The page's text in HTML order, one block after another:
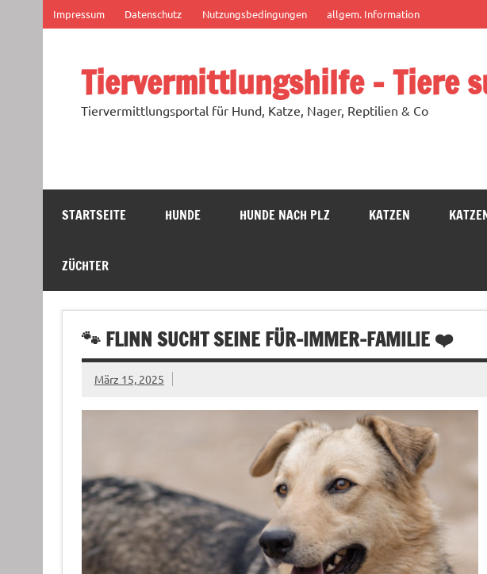
springen
Impressum Datenschutz Nutzungsbedingungen allgem. Information
Tiervermittlungshilfe – Tiere
Tiervermittlungsportal für Hund, Katze, Nager, Reptilien & Co
STARTSEITE HUNDE HUNDE NACH PLZ KATZEN
ZÜCHTER
🐾 FLINN SUCHT SEINE FÜR-IMMER-FAMILIE ❤️
März 15, 2025